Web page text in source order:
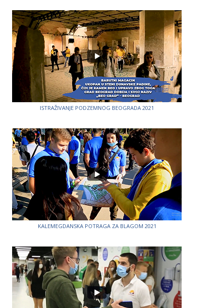
ISTRAŽIVANJE PODZEMNOG BEOGRADA 2021
KALEMEGDANSKA POTRAGA ZA BLAGOM 2021